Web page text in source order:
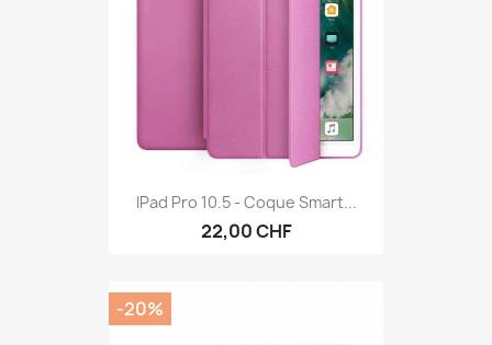
IPad Pro 10.5 - Coque Smart...
22,00 CHF
-20%